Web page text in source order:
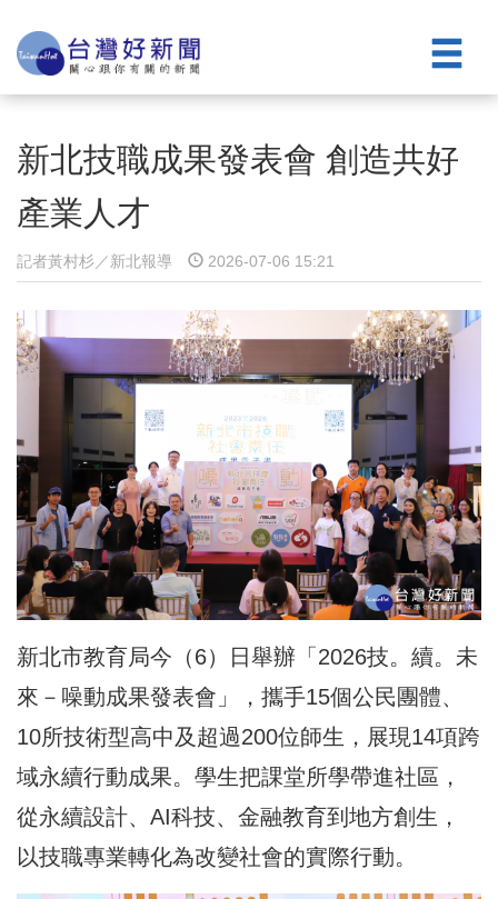
新北技職成果發表會 創造共好
產業人才
記者黃村杉／新北報導 2026-07-06 15:21
新北市教育局今（6）日舉辦「2026技。續。未
來－噪動成果發表會」，攜手15個公民團體、
10所技術型高中及超過200位師生，展現14項跨
域永續行動成果。學生把課堂所學帶進社區，
從永續設計、AI科技、金融教育到地方創生，
以技職專業轉化為改變社會的實際行動。